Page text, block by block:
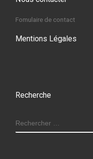
Fomulaire de contact
Mentions Légales
Recherche
RECHERCHER